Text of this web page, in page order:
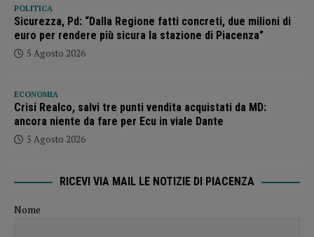
POLITICA
Sicurezza, Pd: “Dalla Regione fatti concreti, due milioni di
euro per rendere più sicura la stazione di Piacenza”
5 Agosto 2026
ECONOMIA
Crisi Realco, salvi tre punti vendita acquistati da MD:
ancora niente da fare per Ecu in viale Dante
5 Agosto 2026
RICEVI VIA MAIL LE NOTIZIE DI PIACENZA
Nome